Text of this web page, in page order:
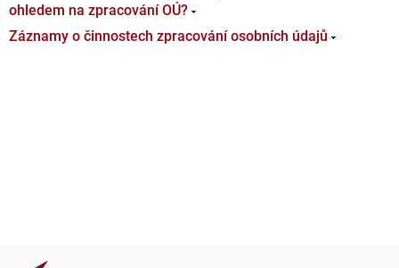
ohledem na zpracování OÚ?
Záznamy o činnostech zpracování osobních údajů